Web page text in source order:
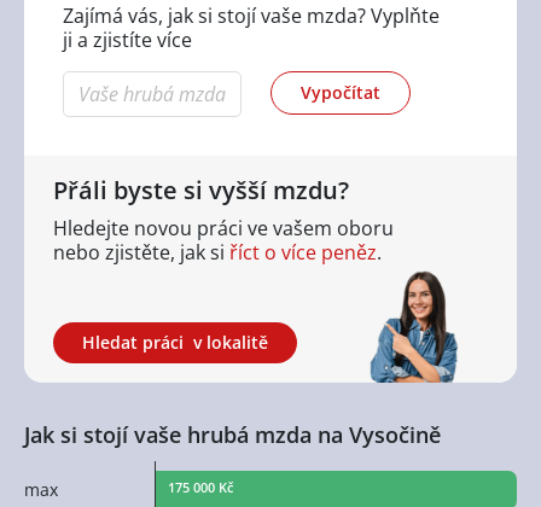
Zajímá vás, jak si stojí vaše mzda? Vyplňte
ji a zjistíte více
Vypočítat
Přáli byste si vyšší mzdu?
Hledejte novou práci ve vašem oboru
nebo zjistěte, jak si říct o více peněz.
Hledat práci v lokalitě
Jak si stojí vaše hrubá mzda na Vysočině
max 175 000 Kč